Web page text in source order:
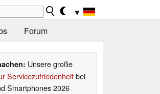
▼
Forum
Unsere große
Servicezufriedenheitbei
Smartphones 2026